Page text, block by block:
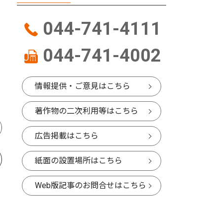
宮前区 2026.08.06
稗原小 ３年ぶりの炎に歓
内科 内
044-741-4111
044-741-4002
情報提供・ご意見はこちら
著作物の二次利用等はこちら
広告掲載はこちら
紙面の設置場所はこちら
Web版記事のお問合せはこちら